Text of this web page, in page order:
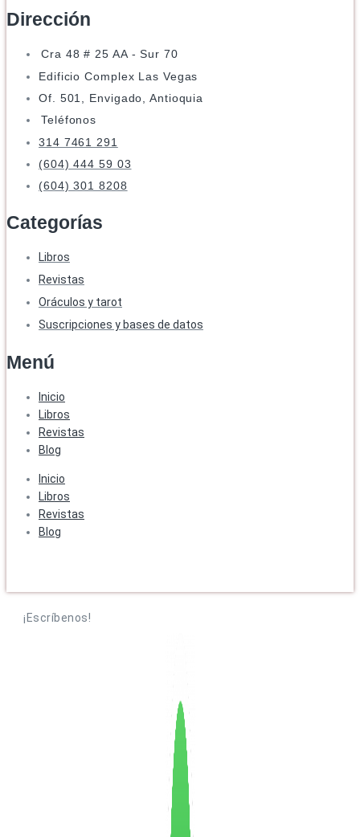
Dirección
Cra 48 # 25 AA - Sur 70
Edificio Complex Las Vegas
Of. 501, Envigado, Antioquia
Teléfonos
314 7461 291
(604) 444 59 03
(604) 301 8208
Categorías
Libros
Revistas
Oráculos y tarot
Suscripciones y bases de datos
Menú
Inicio
Libros
Revistas
Blog
Inicio
Libros
Revistas
Blog
¡Escríbenos!